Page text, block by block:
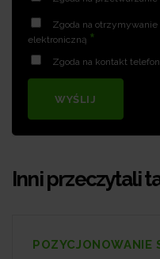
Zgoda na
elektroniczną *
Zgoda na kontakt
WYŚLIJ
Inni przeczytali
POZYCJONOWANIE